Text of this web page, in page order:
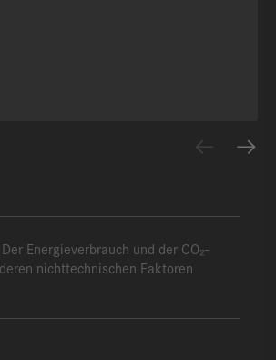
Energieverbrauch und der CO₂-
nichttechnischen Faktoren